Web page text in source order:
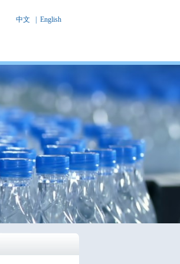
中文 English